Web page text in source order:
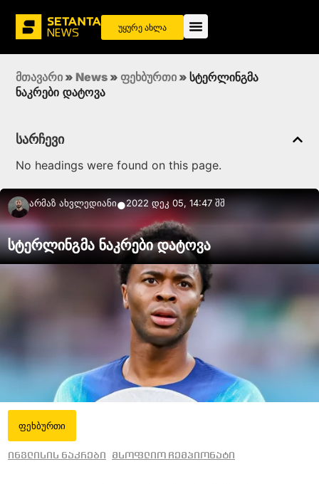
უყურე ახლა
მთავარი » News » ფეხბურთი » სტერლინგმა
ნაკრები დატოვა
სარჩევი
No headings were found on this page.
Არმაზ Ახვლედიანი●2022 დეკ 05, 14:47 შშ
სტერლინგმა ნაკრები დატოვა
ფეხბურთი
ინგლისის ნაკრები მსოფლიო ჩემპიონატი